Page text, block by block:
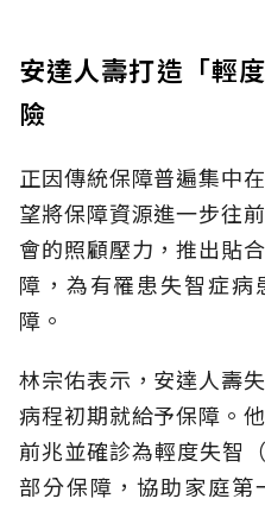
安達人壽打造「輕
險
正因傳統保障普遍集中
望將保障資源進一步往
會的照顧壓力，推出貼
障，為有罹患失智症
障。
林宗佑表示，安達人壽
病程初期就給予保障。
前兆並確診為輕度失智
部分保障，協助家庭